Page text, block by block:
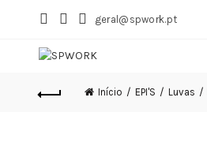
geral@spwork.pt
Início EPI'S Luvas